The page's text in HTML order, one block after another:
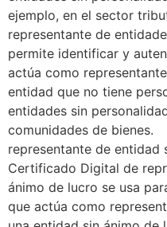
ejemplo, en el sector
representante de
permite identificar y
actúa como
entidad que no tiene
entidades sin
comunidades de
representante de entidad
Certificado Digital de
ánimo de lucro se usa
que actúa como